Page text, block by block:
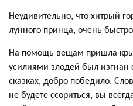
Неудивительно, что хитрый
лунного принца, очень
На помощь вещам пришла
усилиями злодей был изгнан
сказках, добро победило.
не будете ссориться, вы